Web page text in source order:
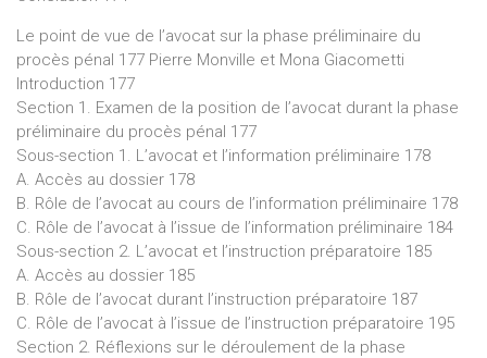
Le point de vue de l’avocat sur la phase préliminaire du
procès pénal 177 Pierre Monville et Mona Giacometti
Introduction 177
Section 1. Examen de la position de l’avocat durant la phase
préliminaire du procès pénal 177
Sous-section 1. L’avocat et l’information préliminaire 178
A. Accès au dossier 178
B. Rôle de l’avocat au cours de l’information préliminaire 178
C. Rôle de l’avocat à l’issue de l’information préliminaire 184
Sous-section 2. L’avocat et l’instruction préparatoire 185
A. Accès au dossier 185
B. Rôle de l’avocat durant l’instruction préparatoire 187
C. Rôle de l’avocat à l’issue de l’instruction préparatoire 195
Section 2. Réflexions sur le déroulement de la phase